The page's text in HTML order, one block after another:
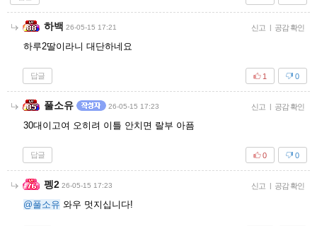
하백 26-05-15 17:21 신고 | 공감 확인
하루2딸이라니 대단하네요
답글 0
1
풀소유 26-05-15 17:23 신고 | 공감 확인
30대이고여 오히려 이틀 안치면 랄부 아픔
답글 0
0
펭2 26-05-15 17:23 신고 | 공감 확인
@풀소유 와우 멋지십니다!